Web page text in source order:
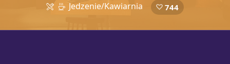
54 Jedzenie/Kawiarnia 744